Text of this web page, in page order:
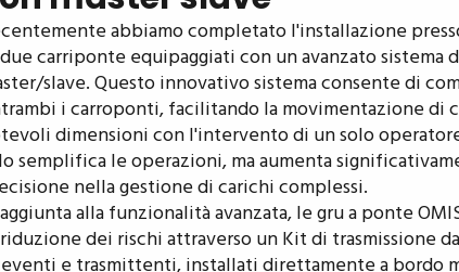
abbiamo completato l'installazione
carriponte equipaggiati con un avanzato sistema
slave. Questo innovativo sistema consente di
i carroponti, facilitando la movimentazione di
dimensioni con l'intervento di un solo
semplifica le operazioni, ma aumenta
nella gestione di carichi complessi.
alla funzionalità avanzata, le gru a ponte
dei rischi attraverso un Kit di trasmissione